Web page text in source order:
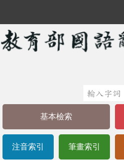
基本檢索
注音索引 筆畫索引